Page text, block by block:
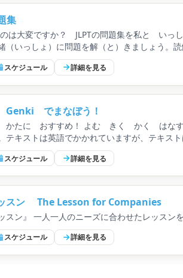
集
は大変ですか？ JLPTの問題集を私と いっ
（いっしょ）に問題を解（と）きましょう
がない時は 予約してから、お知らせください
スケジュール 詳細を見る
Genki でまなぼう！
かたに おすすめ！ よむ きく かく は
キストは英語でかかれていますが、テキス
いかつに すぐ つかえる ないようです。か
ほんぶんか など、たのしく にほんごが まな
スケジュール 詳細を見る
スン The Lesson for Companies
スン』 一人一人のニーズに合わせたレッスン
スケジュール 詳細を見る